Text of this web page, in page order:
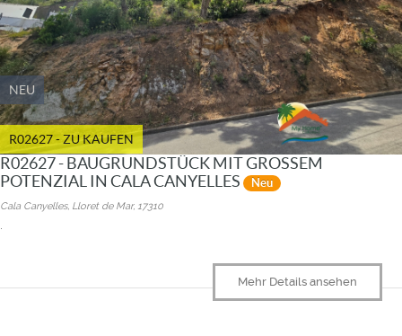
NEU
R02627 - ZU KAUFEN
R02627 - BAUGRUNDSTÜCK MIT GROSSEM
POTENZIAL IN CALA CANYELLES
Neu
Cala Canyelles, Lloret de Mar, 17310
Mehr Details ansehen